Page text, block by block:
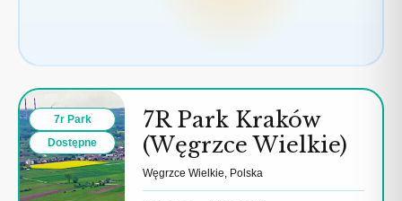
7r Park
Dostępne
7R Park Kraków
(Węgrzce Wielkie)
Węgrzce Wielkie, Polska